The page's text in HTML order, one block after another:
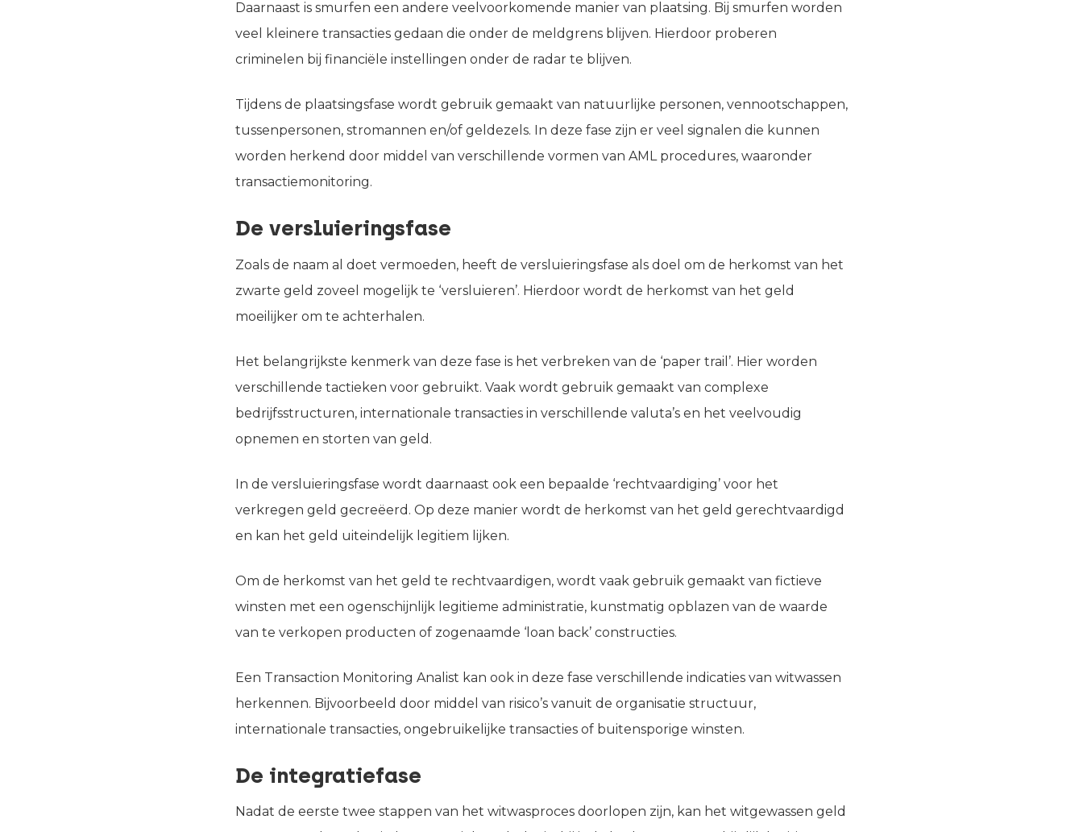
Daarnaast is smurfen een andere veelvoorkomende manier van plaatsing. Bij smurfen worden
veel kleinere transacties gedaan die onder de meldgrens blijven. Hierdoor proberen
criminelen bij financiële instellingen onder de radar te blijven.
Tijdens de plaatsingsfase wordt gebruik gemaakt van natuurlijke personen, vennootschappen,
tussenpersonen, stromannen en/of geldezels. In deze fase zijn er veel signalen die kunnen
worden herkend door middel van verschillende vormen van AML procedures, waaronder
transactiemonitoring.
De versluieringsfase
Zoals de naam al doet vermoeden, heeft de versluieringsfase als doel om de herkomst van het
zwarte geld zoveel mogelijk te ‘versluieren’. Hierdoor wordt de herkomst van het geld
moeilijker om te achterhalen.
Het belangrijkste kenmerk van deze fase is het verbreken van de ‘paper trail’. Hier worden
verschillende tactieken voor gebruikt. Vaak wordt gebruik gemaakt van complexe
bedrijfsstructuren, internationale transacties in verschillende valuta’s en het veelvoudig
opnemen en storten van geld.
In de versluieringsfase wordt daarnaast ook een bepaalde ‘rechtvaardiging’ voor het
verkregen geld gecreëerd. Op deze manier wordt de herkomst van het geld gerechtvaardigd
en kan het geld uiteindelijk legitiem lijken.
Om de herkomst van het geld te rechtvaardigen, wordt vaak gebruik gemaakt van fictieve
winsten met een ogenschijnlijk legitieme administratie, kunstmatig opblazen van de waarde
van te verkopen producten of zogenaamde ‘loan back’ constructies.
Een Transaction Monitoring Analist kan ook in deze fase verschillende indicaties van witwassen
herkennen. Bijvoorbeeld door middel van risico’s vanuit de organisatie structuur,
internationale transacties, ongebruikelijke transacties of buitensporige winsten.
De integratiefase
Nadat de eerste twee stappen van het witwasproces doorlopen zijn, kan het witgewassen geld